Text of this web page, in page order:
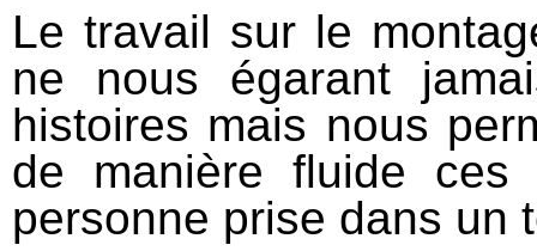
Le travail sur le
ne nous égarant
histoires mais nous
de manière fluide
personne prise dans un